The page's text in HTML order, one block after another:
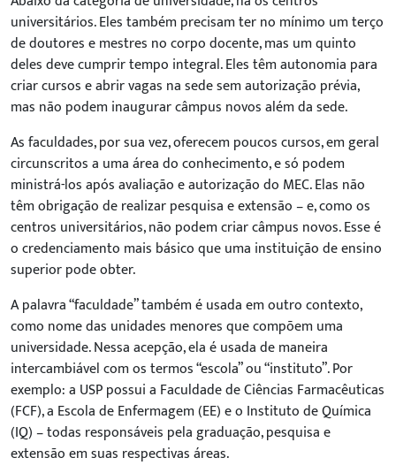
universitários. Eles também precisam ter no mínimo um terço
de doutores e mestres no corpo docente, mas um quinto
deles deve cumprir tempo integral. Eles têm autonomia para
criar cursos e abrir vagas na sede sem autorização prévia,
mas não podem inaugurarcâmpus novos além da sede.
As faculdades, por sua vez, oferecem poucos cursos, em geral
circunscritos a uma área do conhecimento, e só podem
ministrá-los após avaliação e autorização do MEC. Elas não
têm obrigação de realizar pesquisa e extensão – e, como os
centros universitários, não podem criar câmpus novos. Esse é
o credenciamento mais básico que uma instituição de ensino
superior pode obter.
A palavra “faculdade” também é usada em outro contexto,
como nome das unidades menores que compõem uma
universidade. Nessa acepção, ela é usada de maneira
intercambiável com os termos “escola” ou “instituto”. Por
exemplo: a USP possui a Faculdade de Ciências Farmacêuticas
(FCF), a Escola de Enfermagem (EE) e o Instituto de Química
(IQ) – todas responsáveis pela graduação, pesquisa e
extensão em suas respectivas áreas.